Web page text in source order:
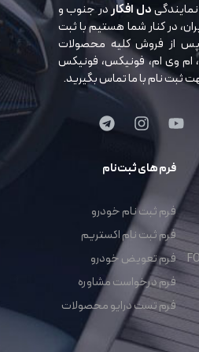
دل افکاردر جنوب و
در کنار شما هستیم با ثبت
پس از فروش کلیه محصولات
ام وی ام، فونیکس، فونیکس
فرم های ثبت نام
فرم ثبت نام خودرو
فرم ثبت نام اکستریم
فرم تعویض خودرو
فرم درخواست مشاوره
فرم تست درایو محصولات